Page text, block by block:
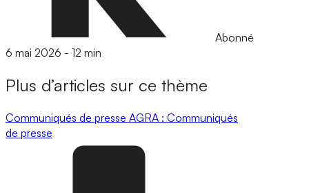
Abonné
6 mai 2026 - 12 min
Plus d’articles sur ce thème
Communiqués de presse AGRA : Communiqués
de presse